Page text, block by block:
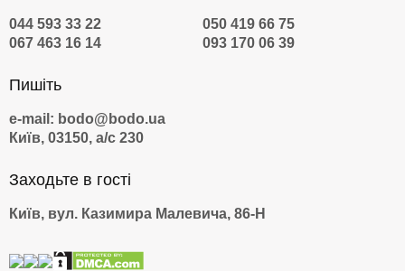
044 593 33 22
050 419 66 75
067 463 16 14
093 170 06 39
Пишіть
e-mail: bodo@bodo.ua
Київ, 03150, а/с 230
Заходьте в гості
Київ, вул. Казимира Малевича, 86-Н